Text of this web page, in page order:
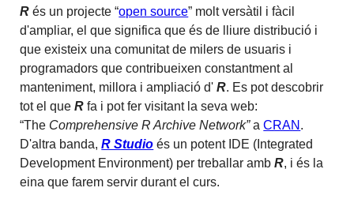
R és un projecte “open source” molt versàtil i fàcil
d'ampliar, el que significa que és de lliure distribució i
que existeix una comunitat de milers de usuaris i
programadors que contribueixen constantment al
manteniment, millora i ampliació d'R. Es pot descobrir
tot el queR fa i pot fer visitant la seva web:
“The Comprehensive R Archive Network”aCRAN .
D'altra banda,R Studio és un potent IDE (Integrated
Development Environment) per treballar ambR, i és la
eina que farem servir durant el curs.